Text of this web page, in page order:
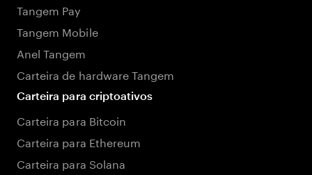
Tangem Pay
Tangem Mobile
Anel Tangem
Carteira de hardware Tangem
Carteira para criptoativos
Carteira para Bitcoin
Carteira para Ethereum
Carteira para Solana